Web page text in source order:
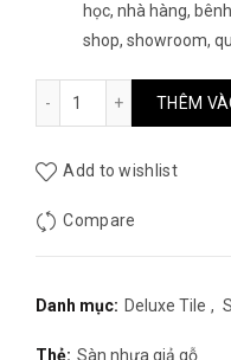
học, nhà hàng,
shop, showroom,
Sàn nhựa giả gỗ
THÊM
Add to wishlist
Compare
Danh mục: Deluxe Tile ,
Thẻ: Sàn nhựa giả gỗ